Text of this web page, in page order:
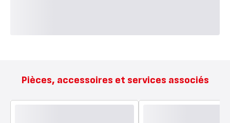
Pièces, accessoires et services associés